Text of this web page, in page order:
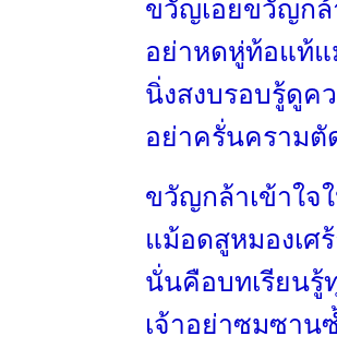
ขวัญเอยขวัญก
อย่าหดหู่ท้อแท้
นิ่งสงบรอบรู้ดูค
อย่าครั่นครามตั
ขวัญกล้าเข้าใจ
แม้อดสูหมองเศ
นั่นคือบทเรียนรู้
เจ้าอย่าซมซาน